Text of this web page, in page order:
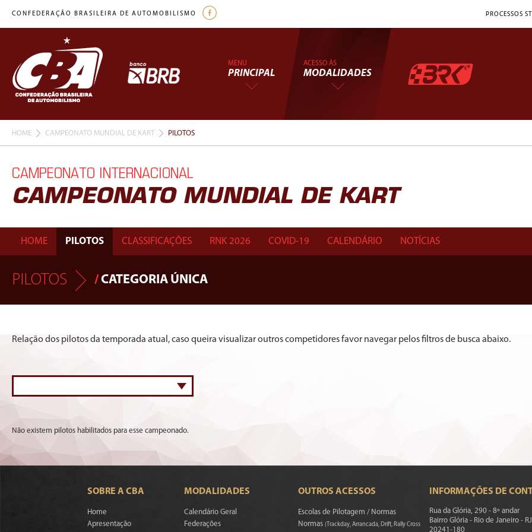
CONFEDERAÇÃO BRASILEIRA DE AUTOMOBILISMO PROCESSOS
MENU
PRINCIPAL
ACESSO ÀS
MODALIDADES
HOME CAMPEONATO MUNDIAL DE KART PILOTOS
CAMPEONATO INTERNACIONAL
CAMPEONATO MUNDIAL DE KART
HOME PILOTOS CLASSIFICAÇÕES RNK 2026 COVID-19 CALENDÁRIO NOTÍCIAS
PILOTOS /CATEGORIA ÚNICA
Relação dos pilotos da temporada atual, caso queira visualizar outros competidores favor navegar pelos filtros de busca abaixo.
Não existem pilotos habilitados para esse campeonado.
SOBRE A CBA
Home
Apresentação
MODALIDADES
Calendário Geral
Federações
OUTROS ACESSOS
Escolas de Pilotagem / Normas
Normas(Trackday, Arrancada, Drift, Rally Cross
INFORMAÇÕES DE
Rua da Glória, 290 - 8º andar
Bairro Glória - Rio de Janeiro - RJ
20241-180